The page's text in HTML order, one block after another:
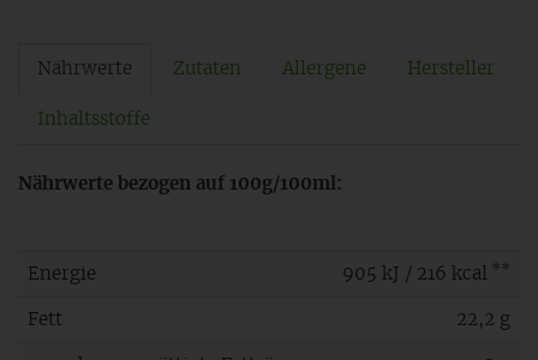
Nährwerte Zutaten Allergene Hersteller
Inhaltsstoffe
Nährwerte bezogen auf 100g/100ml:
Energie 905 kJ / 216 kcal **
Fett 22,2 g